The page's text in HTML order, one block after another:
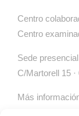
Centro
Centro
Sede
C/Martorell 15
Más